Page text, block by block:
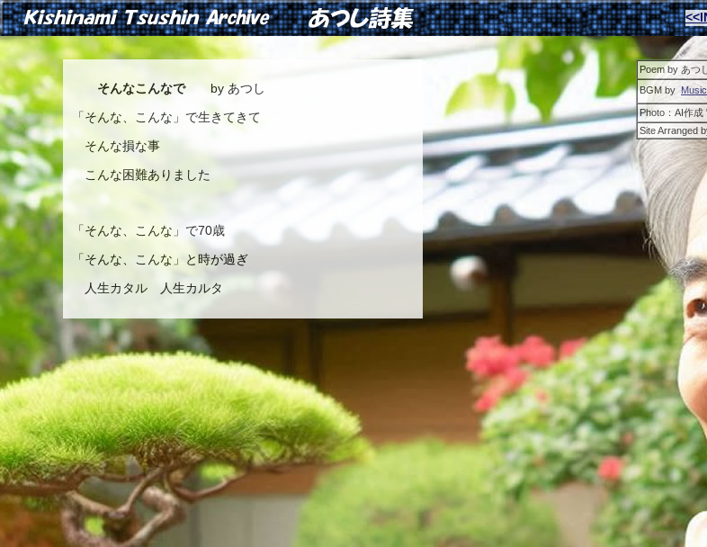
そんなこんなで
by あつし
「そんな、こんな」で生きてきて
そんな損な事
こんな困難ありました
「そんな、こんな」で70歳
「そんな、こんな」と時が過ぎ
人生カタル 人生カルタ
Poem by あつ
BGM by
Photo：AI作成
Site Arranged